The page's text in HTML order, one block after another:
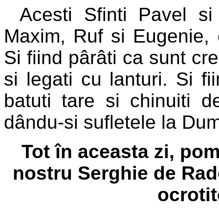
Acesti Sfinti Pavel
Maxim, Ruf si
Si fiind pârâti ca sunt
si legati cu lanturi. Si
batuti tare si chinuiti
dându-si sufletele la
Tot în aceasta zi,
nostru Serghie de